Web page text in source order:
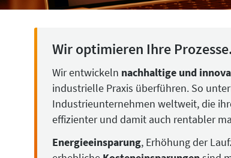
Wir optimieren Ihre Prozesse.
Wir entwickeln nachhaltige und
industrielle Praxis überführen. So
Industrieunternehmen weltweit, die
effizienter und damit auch rentabler
Energieeinsparung, Erhöhung der